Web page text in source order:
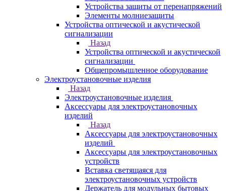
Устройства защиты от перенапряжений
Элементы молниезащиты
Устройства оптической и акустической
сигнализации
Назад
Устройства оптической и акустической
сигнализации
Общепромышленное оборудование
Электроустановочные изделия
Назад
Электроустановочные изделия
Аксессуары для электроустановочных
изделий
Назад
Аксессуары для электроустановочных
изделий
Аксессуары для электроустановочных
устройств
Вставка светящаяся для
электроустановочных устройств
Держатель для модульных бытовых